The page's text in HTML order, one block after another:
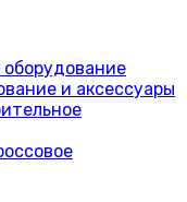
и аксессуары